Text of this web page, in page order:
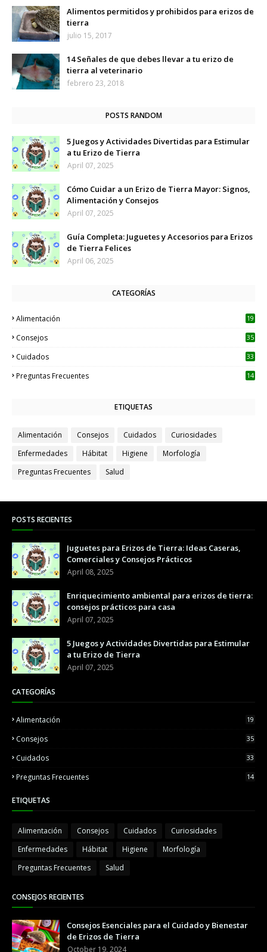
Alimentos permitidos y prohibidos para erizos de
tierra
julio 15, 2017
14 Señales de que debes llevar a tu erizo de
tierra al veterinario
febrero 23, 2018
POSTS RANDOM
5 Juegos y Actividades Divertidas para Estimular
a tu Erizo de Tierra
April 07, 2025
Cómo Cuidar a un Erizo de Tierra Mayor: Signos,
Alimentación y Consejos
April 07, 2025
Guía Completa: Juguetes y Accesorios para Erizos
de Tierra Felices
April 06, 2025
CATEGORÍAS
Alimentación 19
Consejos 35
Cuidados 33
Preguntas Frecuentes 14
ETIQUETAS
Alimentación Consejos Cuidados
Curiosidades
Enfermedades
Hábitat Higiene
Morfología
Preguntas Frecuentes
Salud
POSTS RECIENTES
Juguetes para Erizos de Tierra: Ideas Caseras,
Comerciales y Consejos Prácticos
April 08, 2025
Enriquecimiento ambiental para erizos de tierra:
consejos prácticos para casa
April 07, 2025
5 Juegos y Actividades Divertidas para Estimular
a tu Erizo de Tierra
April 07, 2025
CATEGORÍAS
Alimentación 19
Consejos 35
Cuidados 33
Preguntas Frecuentes 14
ETIQUETAS
Alimentación Consejos Cuidados
Curiosidades
Enfermedades
Hábitat Higiene
Morfología
Preguntas Frecuentes
Salud
CONSEJOS RECIENTES
Consejos Esenciales para el Cuidado y Bienestar
de Erizos de Tierra
October 19, 2024